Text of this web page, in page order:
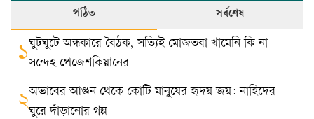
পঠিত সর্বশেষ
১ঘুটঘুটে অন্ধকারে বৈঠক, সত্যিই মোজতবা খামেনি কি না
সন্দেহ পেজেশকিয়ানের
২অভাবের আগুন থেকে কোটি মানুষের হৃদয় জয়: নাহিদের
ঘুরে দাঁড়ানোর গল্প